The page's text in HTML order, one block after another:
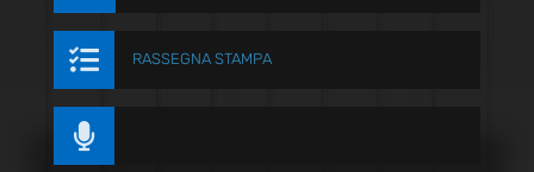
 RASSEGNA STAMPA
